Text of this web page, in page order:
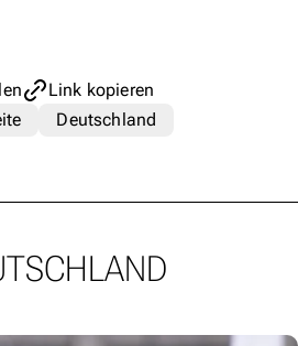
Link kopieren
Deutschland